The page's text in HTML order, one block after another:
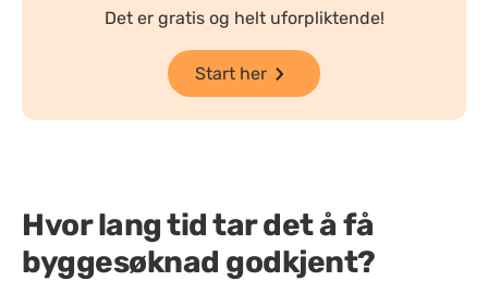
Det er gratis og helt uforpliktende!
Start her
Hvor lang tid tar det å få
byggesøknad godkjent?